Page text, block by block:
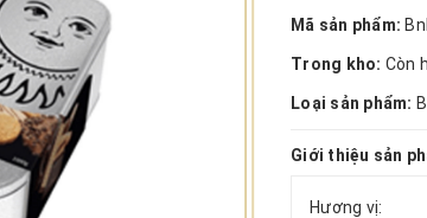
Mã sản phẩm:
Trong kho: Còn
Loại sản phẩm:
Giới thiệu sản
Hương vị: